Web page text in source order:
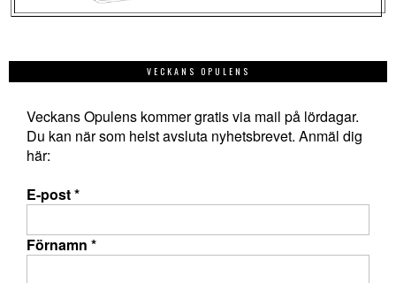
VECKANS OPULENS
Veckans Opulens kommer gratis via mail på lördagar.
Du kan när som helst avsluta nyhetsbrevet. Anmäl dig
här:
E-post*
Förnamn *